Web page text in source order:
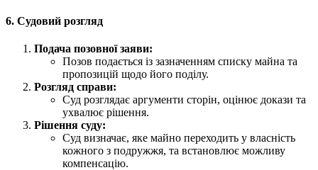
6. Судовий розгляд
Подача позовної заяви:
Позов подається із зазначенням списку майна та
пропозицій щодо його поділу.
Розгляд справи:
Суд розглядає аргументи сторін, оцінює докази та
ухвалює рішення.
Рішення суду:
Суд визначає, яке майно переходить у власність
кожного з подружжя, та встановлює можливу
компенсацію.